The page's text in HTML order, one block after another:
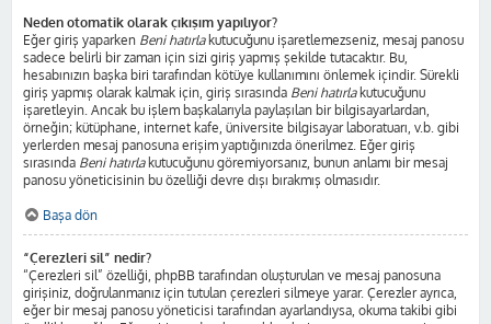
Neden otomatik olarak çıkışım yapılıyor?
Eğer giriş yaparken Beni hatırlakutucuğunu işaretlemezseniz, mesaj panosu
sadece belirli bir zaman için sizi giriş yapmış şekilde tutacaktır. Bu,
hesabınızın başka biri tarafından kötüye kullanımını önlemek içindir. Sürekli
giriş yapmış olarak kalmak için, giriş sırasında Beni hatırlakutucuğunu
işaretleyin. Ancak bu işlem başkalarıyla paylaşılan bir bilgisayarlardan,
örneğin; kütüphane, internet kafe, üniversite bilgisayar laboratuarı, v.b. gibi
yerlerden mesaj panosuna erişim yaptığınızda önerilmez. Eğer giriş
sırasında Beni hatırlakutucuğunu göremiyorsanız, bunun anlamı bir mesaj
panosu yöneticisinin bu özelliği devre dışı bırakmış olmasıdır.
Başa dön
“Çerezleri sil” nedir?
“Çerezleri sil” özelliği, phpBB tarafından oluşturulan ve mesaj panosuna
girişiniz, doğrulanmanız için tutulan çerezleri silmeye yarar. Çerezler ayrıca,
eğer bir mesaj panosu yöneticisi tarafından ayarlandıysa, okuma takibi gibi